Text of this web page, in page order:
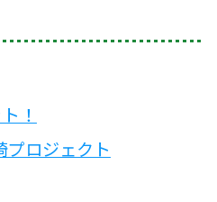
！
プロジェクト